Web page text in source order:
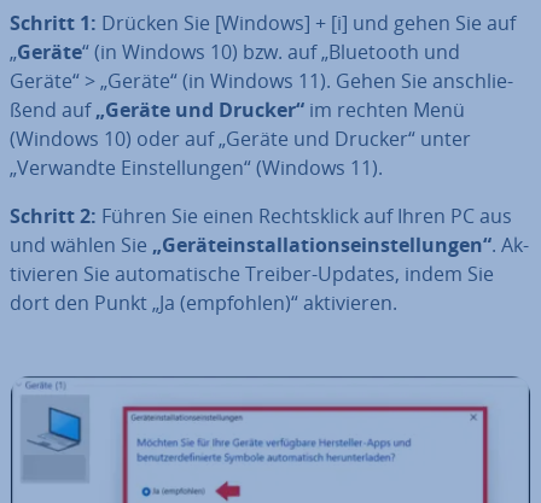
Schritt 1: Drücken Sie [Windows] + [i] und gehen Sie auf
„Geräte“ (in Windows 10) bzw. auf „Bluetooth und
Geräte“ > „Geräte“ (in Windows 11). Gehen Sie an­schlie­
ßend auf„Geräte und Drucker“ im rechten Menü
(Windows 10) oder auf „Geräte und Drucker“ unter
„Verwandte Ein­stel­lun­gen“ (Windows 11).
Schritt 2: Führen Sie einen Rechts­klick auf Ihren PC aus
und wählen Sie „Ge­rä­te­instal­la­ti­ons­ein­stel­lun­gen“. Ak­
ti­vie­ren Sie au­to­ma­ti­sche Treiber-Updates, indem Sie
dort den Punkt „Ja (empfohlen)“ ak­ti­vie­ren.